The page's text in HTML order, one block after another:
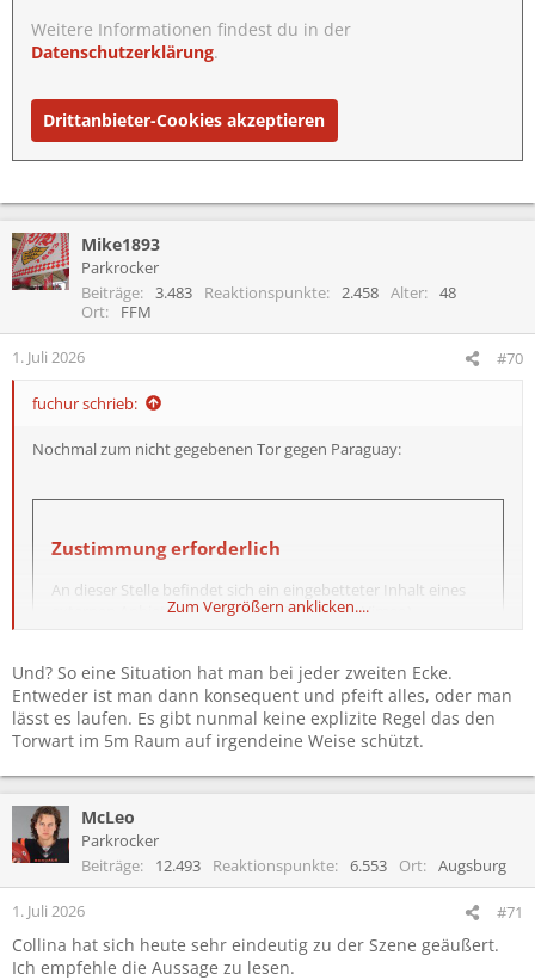
Weitere Informationen findest du in der
Datenschutzerklärung.
Drittanbieter-Cookies akzeptieren
Mike1893
Parkrocker
Beiträge
3.483 Reaktionspunkte 2.458 Alter
48
Ort
FFM
1. Juli 2026 #70
fuchur schrieb:
Nochmal zum nicht gegebenen Tor gegen Paraguay:
Zustimmung erforderlich
An dieser Stelle befindet sich ein eingebetteter Inhalt eines
externen Anbieters (z. B. von YouTube oder Vimeo).
deine Zustimmung zum Setzen von Drittanbieter-Cookies.
Weitere Informationen findest du in der
Datenschutzerklärung.
Drittanbieter-Cookies akzeptieren
Zum Vergrößern anklicken....
Und? So eine Situation hat man bei jeder zweiten Ecke.
Entweder ist man dann konsequent und pfeift alles, oder man
lässt es laufen. Es gibt nunmal keine explizite Regel das den
Torwart im 5m Raum auf irgendeine Weise schützt.
McLeo
Parkrocker
Beiträge
12.493 Reaktionspunkte 6.553 Ort Augsburg
1. Juli 2026 #71
Collina hat sich heute sehr eindeutig zu der Szene geäußert.
Ich empfehle die Aussage zu lesen.